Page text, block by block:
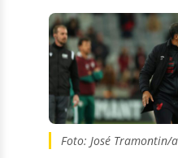
Foto: José Tramontin/